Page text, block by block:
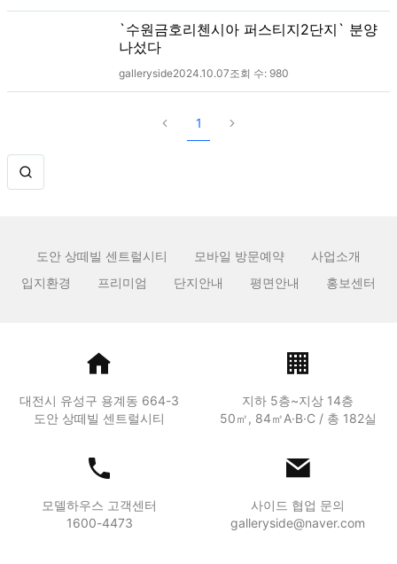
`수원금호리첸시아 퍼스티지2단지` 분양
나섰다
galleryside2024.10.07조회 수: 980
1
도안 상떼빌 센트럴시티 모바일 방문예약
사업소개
입지환경
프리미엄 단지안내 평면안내 홍보센터
대전시 유성구 용계동 664-3
도안 상떼빌 센트럴시티
지하 5층~지상 14층
50㎡, 84㎡A·B·C / 총 182실
모델하우스 고객센터
1600-4473
사이드 협업 문의
galleryside@naver.com